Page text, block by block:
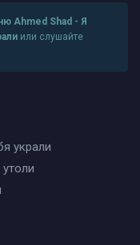
Ahmed Shad - Я
или слушайте
украли